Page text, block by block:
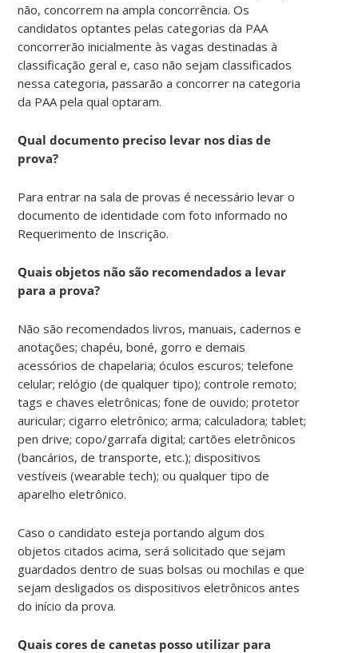
não, concorrem na ampla concorrência. Os
candidatos optantes pelas categorias da PAA
concorrerão inicialmente às vagas destinadas à
classificação geral e, caso não sejam classificados
nessa categoria, passarão a concorrer na categoria
da PAA pela qual optaram.
Qual documento preciso levar nos dias de
prova?
Para entrar na sala de provas é necessário levar o
documento de identidade com foto informado no
Requerimento de Inscrição.
Quais objetos não são recomendados a levar
para a prova?
Não são recomendados livros, manuais, cadernos e
anotações; chapéu, boné, gorro e demais
acessórios de chapelaria; óculos escuros; telefone
celular; relógio (de qualquer tipo); controle remoto;
tags e chaves eletrônicas; fone de ouvido; protetor
auricular; cigarro eletrônico; arma; calculadora; tablet;
pen drive; copo/garrafa digital; cartões eletrônicos
(bancários, de transporte, etc.); dispositivos
vestíveis (wearable tech); ou qualquer tipo de
aparelho eletrônico.
Caso o candidato esteja portando algum dos
objetos citados acima, será solicitado que sejam
guardados dentro de suas bolsas ou mochilas e que
sejam desligados os dispositivos eletrônicos antes
do início da prova.
Quais cores de canetas posso utilizar para